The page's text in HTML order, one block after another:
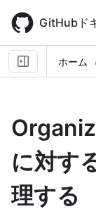
main
content
GitHubド
ホーム
に対す
理する